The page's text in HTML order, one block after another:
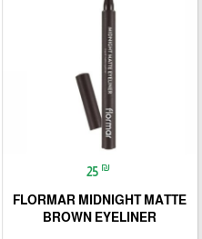
25 ₪
FLORMAR MIDNIGHT MATTE
BROWN EYELINER